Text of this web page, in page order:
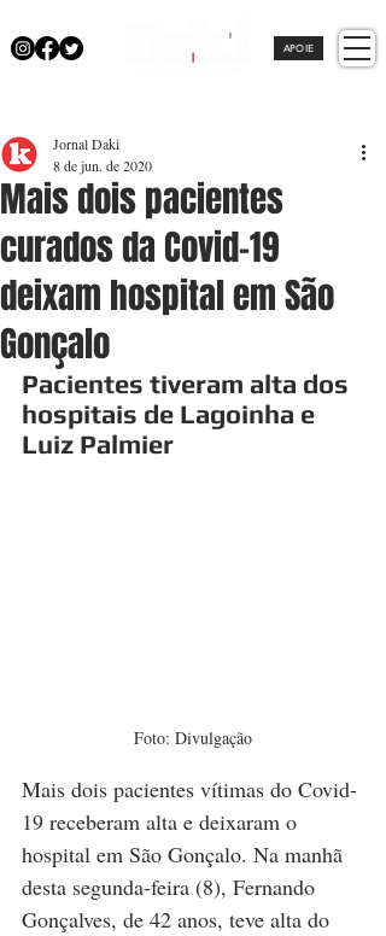
APOIE
Mais dois pacientes
curados da Covid-19
deixam hospital em São
Gonçalo
Jornal Daki
8 de jun. de 2020
Pacientes tiveram alta dos
hospitais de Lagoinha e
Luiz Palmier
Foto: Divulgação
Mais dois pacientes vítimas do Covid-
19 receberam alta e deixaram o
hospital em São Gonçalo. Na manhã
desta segunda-feira (8), Fernando
Gonçalves, de 42 anos, teve alta do